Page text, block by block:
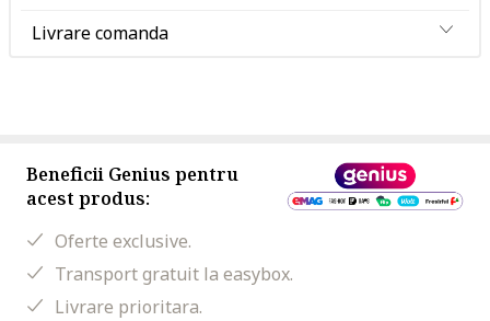
Livrare comanda
Beneficii Genius pentru
acest produs:
Oferte exclusive.
Transport gratuit la easybox.
Livrare prioritara.